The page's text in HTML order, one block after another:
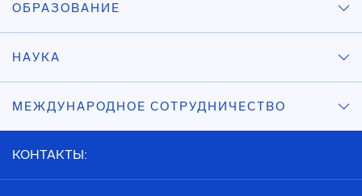
ОБРАЗОВАНИЕ
НАУКА
МЕЖДУНАРОДНОЕ СОТРУДНИЧЕСТВО
КОНТАКТЫ: